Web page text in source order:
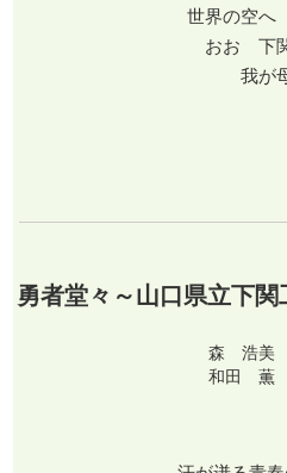
世界の空へ
おお 下関
我が
勇者堂々～山口県立下
森 浩美
和田 薫